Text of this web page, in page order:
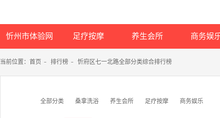
忻州市体验网 足疗按摩 养生会所 商务娱
当前位置： 首页 - 排行榜 - 忻府区七一北路全部分类综合排行榜
全部分类 桑拿洗浴 养生会所 足疗按摩 商务娱乐